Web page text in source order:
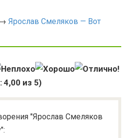
Ярослав Смеляков — Вот
4,00 из 5)
"Ярослав Смеляков